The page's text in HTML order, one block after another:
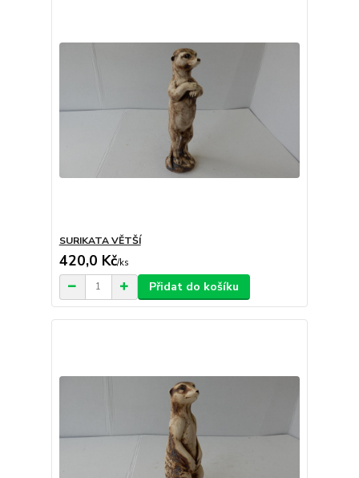
SURIKATA VĚTŠÍ
420,0 Kč/ks
Přidat do košíku